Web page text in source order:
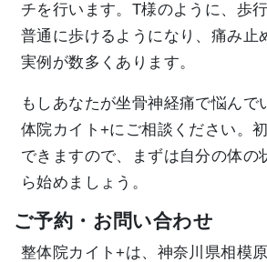
チを行います。T様のように、歩
普通に歩けるようになり、痛み止
実例が数多くあります。
もしあなたが坐骨神経痛で悩んで
体院カイト+にご相談ください。
できますので、まずは自分の体の
ら始めましょう。
ご予約・お問い合わせ
整体院カイト+は、神奈川県相模